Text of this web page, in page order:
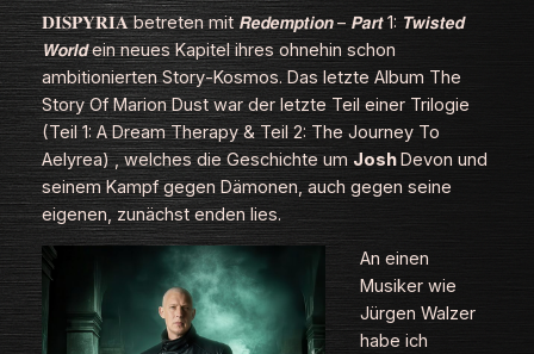
𝐃𝐈𝐒𝐏𝐘𝐑𝐈𝐀 betreten mit 𝙍𝙚𝙙𝙚𝙢𝙥𝙩𝙞𝙤𝙣 – 𝙋𝙖𝙧𝙩 1: 𝙏𝙬𝙞𝙨𝙩𝙚𝙙
𝙒𝙤𝙧𝙡𝙙 ein neues Kapitel ihres ohnehin schon
ambitionierten Story‑Kosmos. Das letzte Album The
Story Of Marion Dustwar der letzte Teil einer Trilogie
(Teil 1: A Dream Therapy& Teil 2: The Journey To
Aelyrea), welches die Geschichte um JoshDevon und
seinem Kampf gegen Dämonen, auch gegen seine
eigenen, zunächst enden lies.
An einen
Musiker wie
Jürgen Walzer
habe ich